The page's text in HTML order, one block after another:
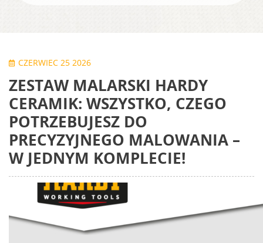
CZERWIEC 25 2026
ZESTAW MALARSKI HARDY
CERAMIK: WSZYSTKO, CZEGO
POTRZEBUJESZ DO
PRECYZYJNEGO MALOWANIA –
W JEDNYM KOMPLECIE!